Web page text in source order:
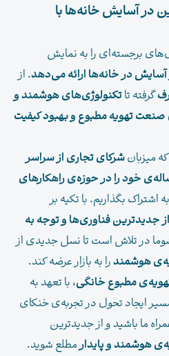
در آسایش خانه‌ها با
برجسته‌ای را به نمایش
در خانه‌ها ارائه می‌دهد. از
گرفته تاتکنولوژی‌های هوشمند و
تهویه مطبوع و بهبود کیفیت
میزبانشرکای تجاری از سراسر
خود را در حوزه‌ی راهکارهای
اشتراک بگذاریم. با تکیه بر
جدیدترین فناوری‌ها و توجه به
در تلاش است تا نسل جدیدی از
هوشمندرا به بازار عرضه کند.
مطبوع خانگی، با تعهد به
ایجاد تحول در تجربه‌ی خنکای
ما باشید و از جدیدترین
هوشمند و پایدارمطلع شوید.